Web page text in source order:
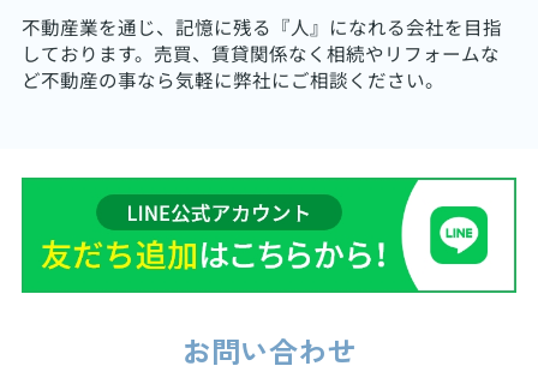
不動産業を通じ、記憶に残る『人』になれる会社を目指
しております。売買、賃貸関係なく相続やリフォームな
ど不動産の事なら気軽に弊社にご相談ください。
お問い合わせ